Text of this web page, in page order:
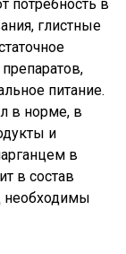
потребность в
глистные
питание.
в норме, в
и
в
в состав
необходимы